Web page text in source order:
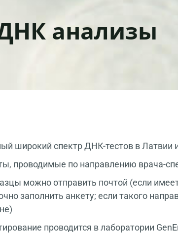
анализы
широкий спектр ДНК-тестов в Латвии
проводимые по направлению врача-
можно отправить почтой (если
заполнить анкету; если такого
проводится в лаборатории